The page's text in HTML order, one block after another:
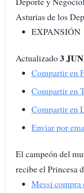
Asturias de los
EXPANSIÓN
Actualizado3
Compartir en
Compartir en
Compartir en
Enviar por
El campeón del
recibe el Princesa
Messi